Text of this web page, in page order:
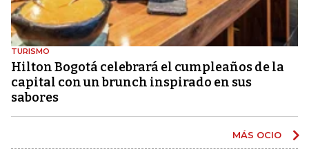
TURISMO
Hilton Bogotá celebrará el cumpleaños de la
capital con un brunch inspirado en sus
sabores
MÁS OCIO